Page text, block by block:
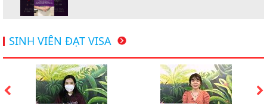
Hội thảo du học Mỹ 18.4.2026 - Đại học Mỹ học phí
dưới 20k/ năm
Du học Mỹ 2026 - Lấy bằng cử nhân lúc 20 tuổi cùng
chương trình High School Completion, Washington
SINH VIÊN ĐẠT VISA